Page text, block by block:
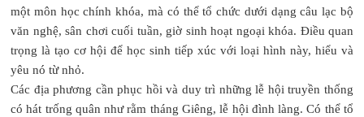
một môn học chính khóa, mà có thể tổ chức dưới dạng câu lạc bộ
văn nghệ, sân chơi cuối tuần, giờ sinh hoạt ngoại khóa. Điều quan
trọng là tạo cơ hội để học sinh tiếp xúc với loại hình này, hiểu và
yêu nó từ nhỏ.
Các địa phương cần phục hồi và duy trì những lễ hội truyền thống
có hát trống quân như rằm tháng Giêng, lễ hội đình làng. Có thể tổ